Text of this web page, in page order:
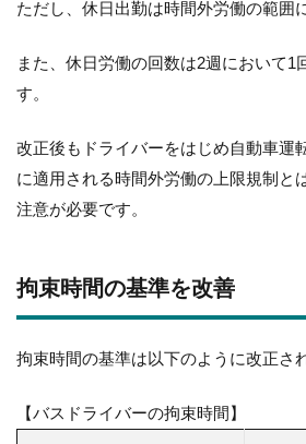
ただし、休日出勤は時間外労働の範囲
また、休日労働の回数は2週において1
す。
改正後もドライバーをはじめ自動車運
に適用される時間外労働の上限規制と
注意が必要です。
拘束時間の基準を改善
拘束時間の基準は以下のように改正さ
【バスドライバーの拘束時間】